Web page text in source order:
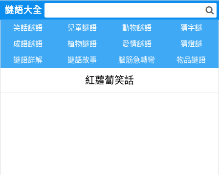
謎語大全
笑話謎語 兒童謎語 動物謎語
猜字謎
成語謎語
植物謎語 愛情謎語
猜燈謎
謎語詳解
謎語故事 腦筋急轉彎 物品謎語
紅蘿蔔笑話